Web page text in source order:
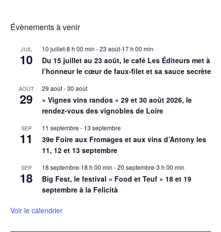
Évènements à venir
JUIL
10
10 juillet-8 h 00 min -23 août-17 h 00 min
Du 15 juillet au 23 août, le café Les Éditeurs met à
l’honneur le cœur de faux-filet et sa sauce secrète
AOÛT
29
29 août-30 août
« Vignes vins randos » 29 et 30 août 2026, le
rendez-vous des vignobles de Loire
SEP
11
11 septembre - 13 septembre
39e Foire aux Fromages et aux vins d’Antony les
11, 12 et 13 septembre
SEP
18
18 septembre-18 h 00 min -20 septembre-3 h 00 min
Big Fest, le festival « Food et Teuf » 18 et 19
septembre à la Felicità
Voir le calendrier